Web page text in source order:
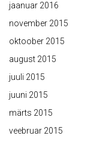
jaanuar 2016
november 2015
oktoober 2015
august 2015
juuli 2015
juuni 2015
märts 2015
veebruar 2015